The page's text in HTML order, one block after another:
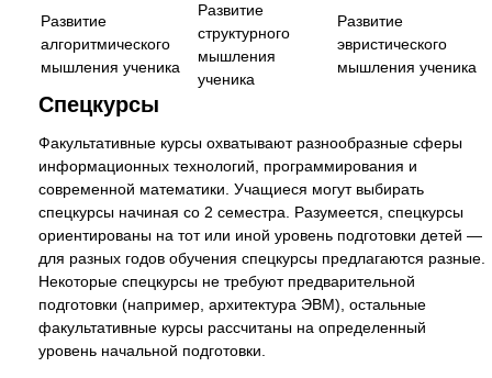
Развитие
алгоритмического
мышления ученика
Развитие
структурного
мышления
ученика
Развитие
эвристического
мышления ученика
Спецкурсы
Факультативные курсы охватывают разнообразные сферы
информационных технологий, программирования и
современной математики. Учащиеся могут выбирать
спецкурсы начиная со 2 семестра. Разумеется, спецкурсы
ориентированы на тот или иной уровень подготовки детей —
для разных годов обучения спецкурсы предлагаются разные.
Некоторые спецкурсы не требуют предварительной
подготовки (например, архитектура ЭВМ), остальные
факультативные курсы рассчитаны на определенный
уровень начальной подготовки.